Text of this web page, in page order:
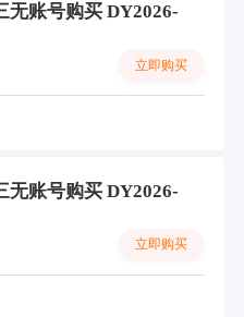
无账号购买 DY2026-
立即购买
无账号购买 DY2026-
立即购买